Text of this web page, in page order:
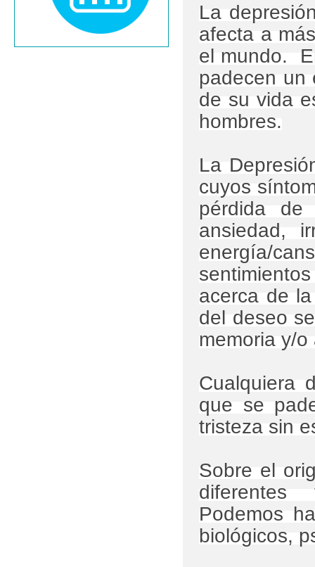
La
afecta a
el mundo.
padecen un
de su vida
hombres.
La
cuyos
pérdida de
ansiedad,
energía/
acerca de
del deseo
memoria y/
Cualquiera
que se
tristeza sin
Sobre el
diferentes
Podemos
biológicos,